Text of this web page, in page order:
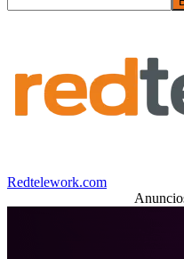
Redtelework.com